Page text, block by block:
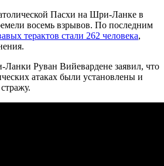
Пасхи на Шри-Ланке в
восемь взрывов. По последним
терактов стали 262 человека,
Руван Вийевардене заявил, что
атаках были установлены и